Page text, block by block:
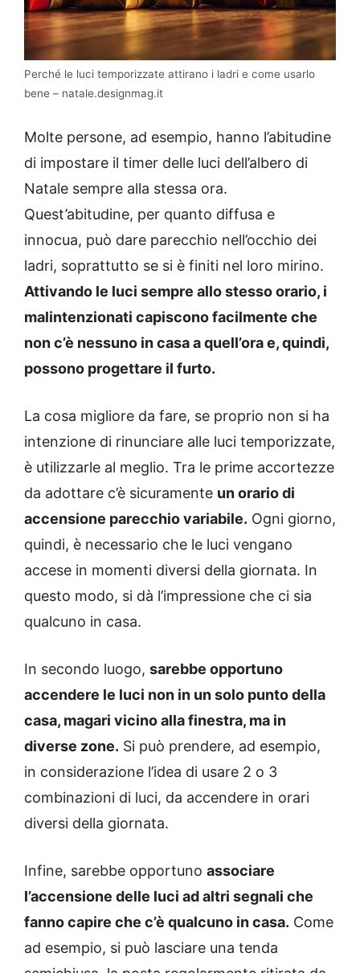
Perché le luci temporizzate attirano i ladri e come usarlo
bene – natale.designmag.it
Molte persone, ad esempio, hanno l’abitudine
di impostare il timer delle luci dell’albero di
Natale sempre alla stessa ora.
Quest’abitudine, per quanto diffusa e
innocua, può dare parecchio nell’occhio dei
ladri, soprattutto se si è finiti nel loro mirino.
Attivando le luci sempre allo stesso orario, i
malintenzionati capiscono facilmente che
non c’è nessuno in casa a quell’ora e, quindi,
possono progettare il furto.
La cosa migliore da fare, se proprio non si ha
intenzione di rinunciare alle luci temporizzate,
è utilizzarle al meglio. Tra le prime accortezze
da adottare c’è sicuramente un orario di
accensione parecchio variabile. Ogni giorno,
quindi, è necessario che le luci vengano
accese in momenti diversi della giornata. In
questo modo, si dà l’impressione che ci sia
qualcuno in casa.
In secondo luogo, sarebbe opportuno
accendere le luci non in un solo punto della
casa, magari vicino alla finestra, ma in
diverse zone. Si può prendere, ad esempio,
in considerazione l’idea di usare 2 o 3
combinazioni di luci, da accendere in orari
diversi della giornata.
Infine, sarebbe opportuno associare
l’accensione delle luci ad altri segnali che
fanno capire che c’è qualcuno in casa. Come
ad esempio, si può lasciare una tenda